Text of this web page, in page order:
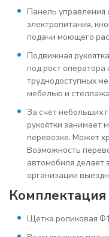
Панель управления
электропитания,
подачи моющего
Подвижная
под рост оператора
труднодоступных
мебелью и
За счет небольших
рукоятки занимает
перевозке. Может
Возможность
автомобиля делает
организации
Комплектация
Щетка роликовая